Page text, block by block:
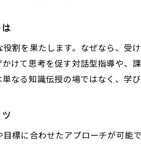
モチベーション維持に
塾の学習プランで意
自発学習を助ける塾
塾がサポートする自発
割を果たします。なぜなら、
けて思考を促す対話型指導や、
なる知識伝授の場ではなく、学
標に合わせたアプローチが可